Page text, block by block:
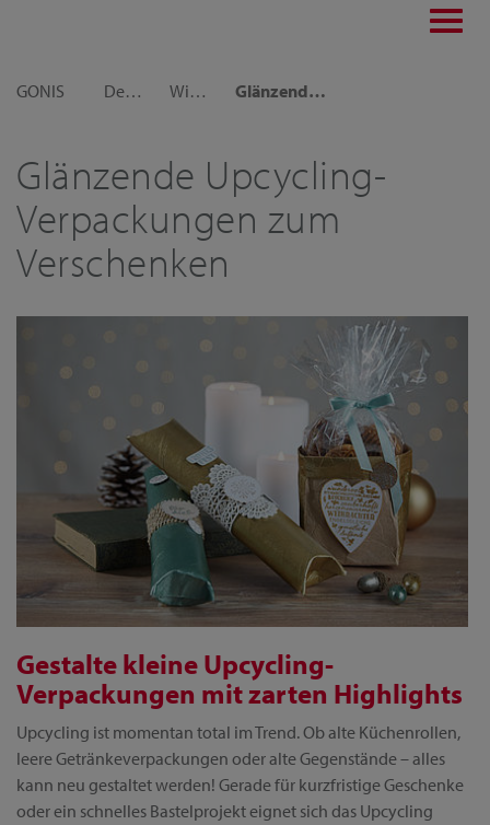
GONIS
Dekoideen Winter und Weihnachten Glänzende Upcycling-Verpackungen zum Verschenken
Glänzende Upcycling-
Verpackungen zum
Verschenken
Gestalte kleine Upcycling-
Verpackungen mit zarten Highlights
Upcycling ist momentan total im Trend. Ob alte Küchenrollen,
leere Getränkeverpackungen oder alte Gegenstände – alles
kann neu gestaltet werden! Gerade für kurzfristige Geschenke
oder ein schnelles Bastelprojekt eignet sich das Upcycling